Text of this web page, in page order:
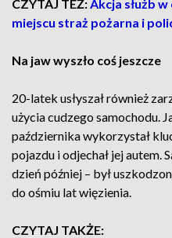
CZYTAJ TEŻ:Akcja służb
miejscu straż pożarna i
Na jaw wyszło coś jeszcze
20-latek usłyszał również
użycia cudzego samochodu.
października wykorzystał
pojazdu i odjechał jej autem.
dzień później – był
do ośmiu lat więzienia.
CZYTAJ TAKŻE: